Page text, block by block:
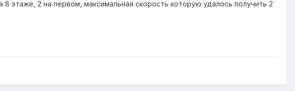
этаже, 2 на первом, максимальная скорость которую удалось получить 2